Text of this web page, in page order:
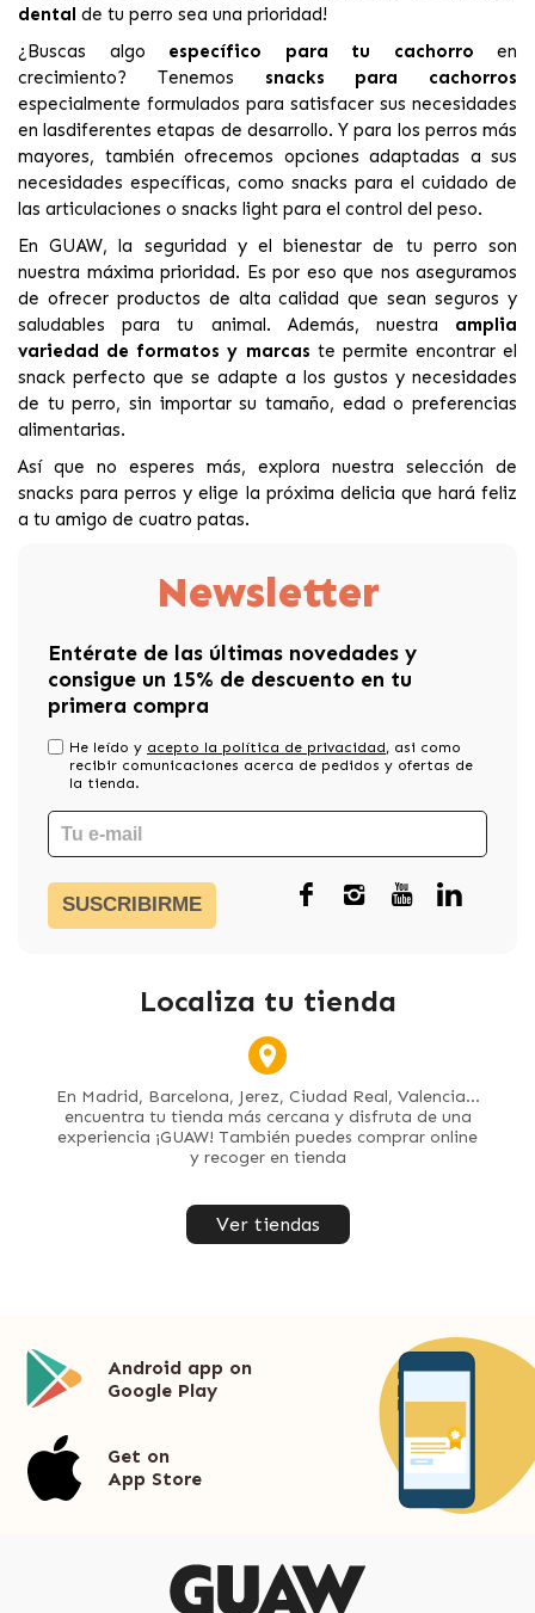
dental de tu perro sea una prioridad!
¿Buscas algo específico para tu cachorro en
crecimiento? Tenemos snacks para cachorros
especialmente formulados para satisfacer sus necesidades
en lasdiferentes etapas de desarrollo. Y para los perros más
mayores, también ofrecemos opciones adaptadas a sus
necesidades específicas, como snacks para el cuidado de
las articulaciones o snacks light para el control del peso.
En GUAW, la seguridad y el bienestar de tu perro son
nuestra máxima prioridad. Es por eso que nos aseguramos
de ofrecer productos de alta calidad que sean seguros y
saludables para tu animal. Además, nuestra amplia
variedad de formatos y marcas te permite encontrar el
snack perfecto que se adapte a los gustos y necesidades
de tu perro, sin importar su tamaño, edad o preferencias
alimentarias.
Así que no esperes más, explora nuestra selección de
snacks para perros y elige la próxima delicia que hará feliz
a tu amigo de cuatro patas.
Newsletter
Entérate de las últimas novedades y
consigue un 15% de descuento en tu
primera compra
He leído y acepto la política de privacidad, asi como
recibir comunicaciones acerca de pedidos y ofertas de
la tienda.
SUSCRIBIRME
Localiza tu tienda
En Madrid, Barcelona, Jerez, Ciudad Real, Valencia...
encuentra tu tienda más cercana y disfruta de una
experiencia ¡GUAW! También puedes comprar online
y recoger en tienda
Ver tiendas
Android app on
Google Play
Get on
App Store